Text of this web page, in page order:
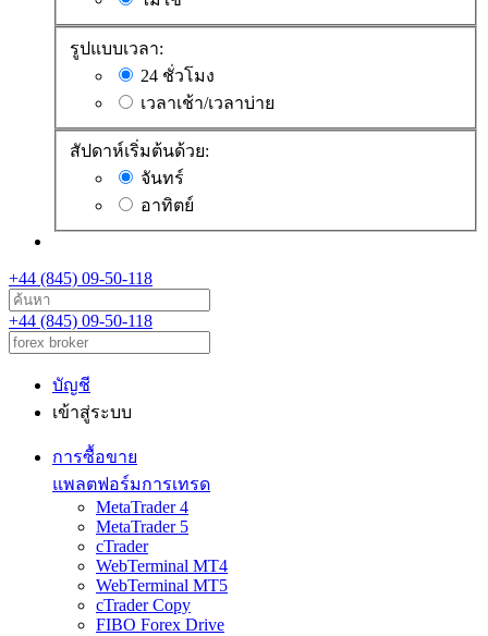
รูปแบบเวลา:
24 ชั่วโมง
เวลาเช้า/เวลาบ่าย
สัปดาห์เริ่มต้นด้วย:
จันทร์
อาทิตย์
+44 (845) 09-50-118
+44 (845) 09-50-118
บัญชี
เข้าสู่ระบบ
การซื้อขาย
แพลตฟอร์มการเทรด
MetaTrader 4
MetaTrader 5
cTrader
WebTerminal MT4
WebTerminal MT5
cTrader Copy
FIBO Forex Drive